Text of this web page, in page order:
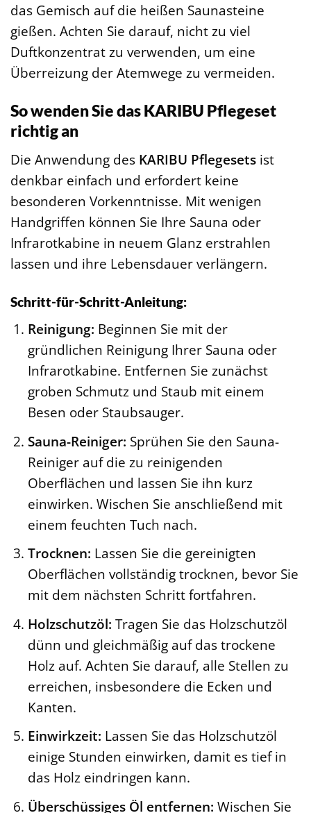
das Gemisch auf die heißen Saunasteine
gießen. Achten Sie darauf, nicht zu viel
Duftkonzentrat zu verwenden, um eine
Überreizung der Atemwege zu vermeiden.
So wenden Sie das KARIBU Pflegeset
richtig an
Die Anwendung des KARIBU Pflegesets ist
denkbar einfach und erfordert keine
besonderen Vorkenntnisse. Mit wenigen
Handgriffen können Sie Ihre Sauna oder
Infrarotkabine in neuem Glanz erstrahlen
lassen und ihre Lebensdauer verlängern.
Schritt-für-Schritt-Anleitung:
Reinigung: Beginnen Sie mit der
gründlichen Reinigung Ihrer Sauna oder
Infrarotkabine. Entfernen Sie zunächst
groben Schmutz und Staub mit einem
Besen oder Staubsauger.
Sauna-Reiniger: Sprühen Sie den Sauna-
Reiniger auf die zu reinigenden
Oberflächen und lassen Sie ihn kurz
einwirken. Wischen Sie anschließend mit
einem feuchten Tuch nach.
Trocknen: Lassen Sie die gereinigten
Oberflächen vollständig trocknen, bevor Sie
mit dem nächsten Schritt fortfahren.
Holzschutzöl: Tragen Sie das Holzschutzöl
dünn und gleichmäßig auf das trockene
Holz auf. Achten Sie darauf, alle Stellen zu
erreichen, insbesondere die Ecken und
Kanten.
Einwirkzeit: Lassen Sie das Holzschutzöl
einige Stunden einwirken, damit es tief in
das Holz eindringen kann.
Überschüssiges Öl entfernen: Wischen Sie